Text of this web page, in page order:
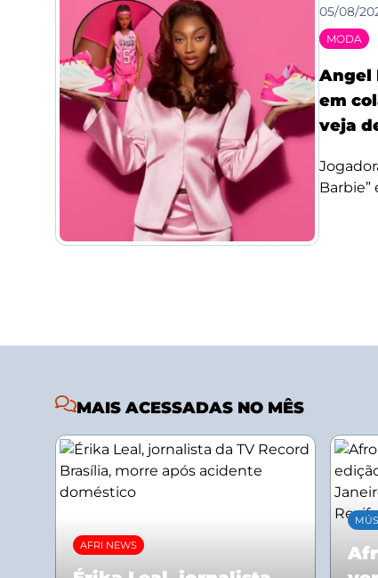
05/08/
MODA
Angel
em
veja
Barbie”
MAIS ACESSADAS NO MÊS
AFRI NEWS